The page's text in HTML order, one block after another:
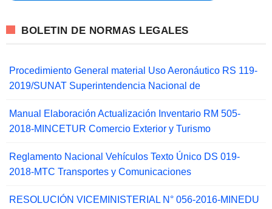
BOLETIN DE NORMAS LEGALES
Procedimiento General material Uso Aeronáutico RS 119-
2019/SUNAT Superintendencia Nacional de
Manual Elaboración Actualización Inventario RM 505-
2018-MINCETUR Comercio Exterior y Turismo
Reglamento Nacional Vehículos Texto Único DS 019-
2018-MTC Transportes y Comunicaciones
RESOLUCIÓN VICEMINISTERIAL N° 056-2016-MINEDU